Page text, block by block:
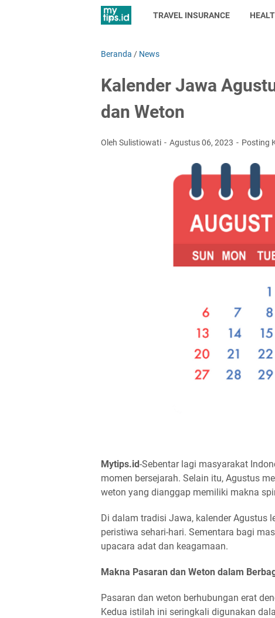
TRAVEL INSURANCE
Beranda / News
Kalender Jawa
dan Weton
Oleh Sulistiowati Agustus 06, 2023 Posting
Mytips.id-Sebentar lagi masyarakat
momen bersejarah. Selain itu, Agustus
weton yang dianggap memiliki makna
Di dalam tradisi Jawa, kalender Agustus
peristiwa sehari-hari. Sementara bagi
upacara adat dan keagamaan.
Makna Pasaran dan Weton dalam
Pasaran dan weton berhubungan erat
Kedua istilah ini seringkali digunakan